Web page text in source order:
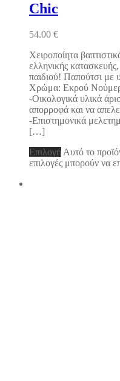
Chic
54.00 €
Χειροποίητα
ελληνικής
παιδιού! Παπούτσι με
Χρώμα: Εκρού
-Οικολογικά υλικά
απορροφά και να
-Επιστημονικά
[…]
Επιλογή Αυτό το
επιλογές μπορούν να